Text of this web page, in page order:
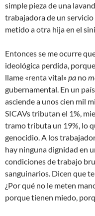
simple pieza de una
trabajadora de un servicio
metido a otra hija en el
Entonces se me ocurre
ideológica perdida,
llame «renta vital»pa no
gubernamental. En un
asciende a unos cien mil
SICAVs tributan el 1%,
tramo tributa un 19%, lo
genocidio. A los
hay ninguna dignidad en
condiciones de trabajo
sanguinarios. Dicen que
¿Por qué no le meten
porque tienen miedo,